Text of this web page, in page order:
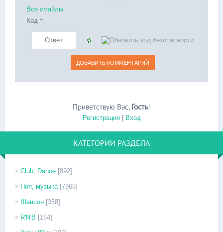
Все смайлы
Код *:
Приветствую Вас, Гость!
Регистрация| Вход
КАТЕГОРИИ РАЗДЕЛА
Club, Dance [892]
Поп, музыка [7966]
Шансон [358]
R'N'B [164]